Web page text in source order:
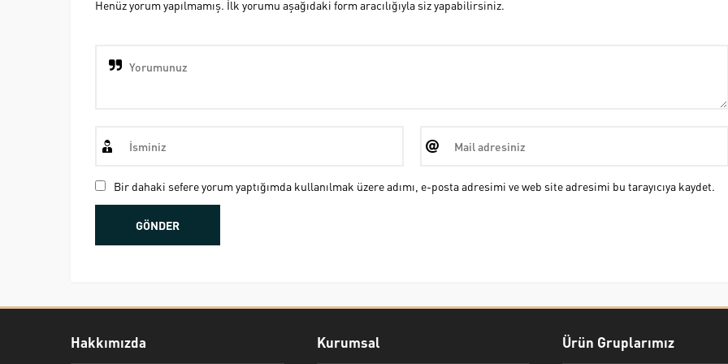
Henüz yorum yapılmamış. İlk yorumu aşağıdaki form aracılığıyla siz yapabilirsiniz.
Bir dahaki sefere yorum yaptığımda kullanılmak üzere adımı, e-posta adresimi ve web site adresimi bu tarayıcıya kaydet.
Hakkımızda Kurumsal Ürün Gruplarımız